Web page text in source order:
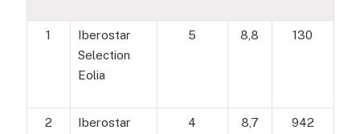
1
Iberostar
Selection
Eolia
5 8,8 130
2
Iberostar
4 8,7 942